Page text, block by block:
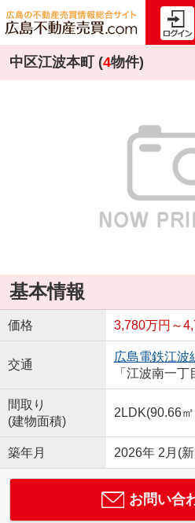
中区江波本町 (4物件)
基本情報
価格 3,780万円～
交通
広島電鉄江波
「江波南一
間取り
(建物面積)
2LDK(90.66
築年月 2026年 2月(
お問い合